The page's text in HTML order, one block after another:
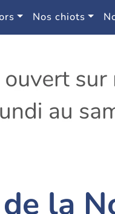
Nos chiots
la